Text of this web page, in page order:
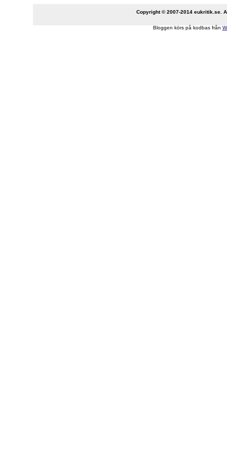
Copyright © 2007-2014 eukritik.se.
Bloggen körs på kodbas från